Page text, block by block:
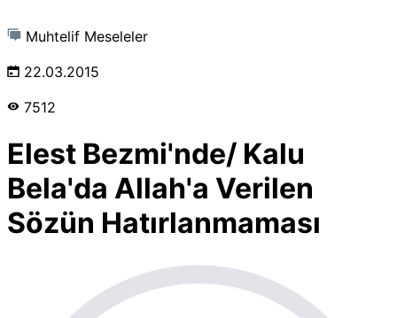
Muhtelif Meseleler
22.03.2015
7512
Elest Bezmi'nde/ Kalu
Bela'da Allah'a Verilen
Sözün Hatırlanmaması